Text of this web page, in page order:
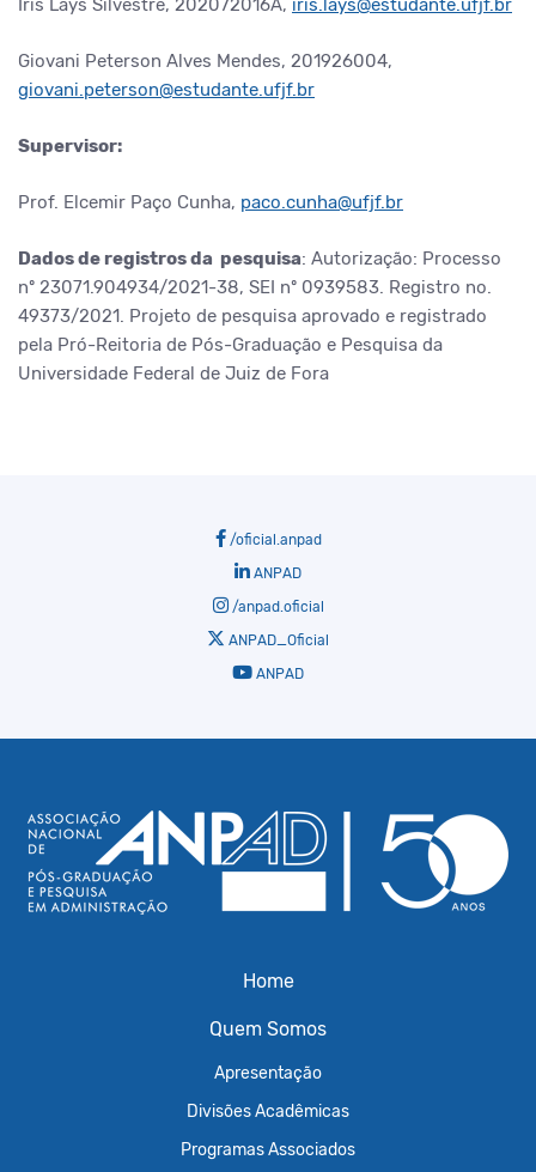
Iris Lays Silvestre, 202072016A, iris.lays@estudante.ufjf.br
Giovani Peterson Alves Mendes, 201926004,
giovani.peterson@estudante.ufjf.br
Supervisor:
Prof. Elcemir Paço Cunha, paco.cunha@ufjf.br
Dados de registros da pesquisa: Autorização: Processo
nº 23071.904934/2021-38, SEI nº 0939583. Registro no.
49373/2021. Projeto de pesquisa aprovado e registrado
pela Pró-Reitoria de Pós-Graduação e Pesquisa da
Universidade Federal de Juiz de Fora
/oficial.anpad
ANPAD
/anpad.oficial
ANPAD_Oficial
ANPAD
Home
Quem Somos
Apresentação
Divisões Acadêmicas
Programas Associados